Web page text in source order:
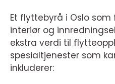
Et flyttebyrå i Oslo
interiør og
ekstra verdi til
spesialtjenester som
inkluderer: